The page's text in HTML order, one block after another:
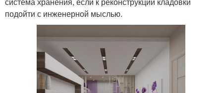
подойти с инженерной мыслью.